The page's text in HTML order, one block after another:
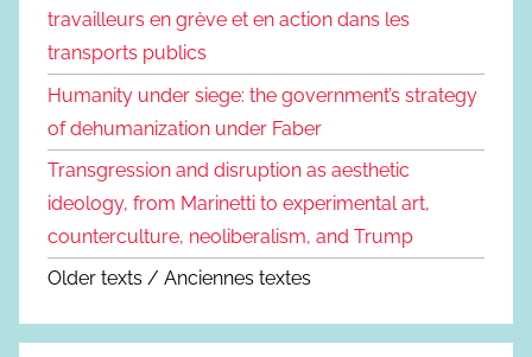
travailleurs en grève et en action dans les
transports publics
Humanity under siege: the government’s strategy
of dehumanization under Faber
Transgression and disruption as aesthetic
ideology, from Marinetti to experimental art,
counterculture, neoliberalism, and Trump
Older texts / Anciennes textes